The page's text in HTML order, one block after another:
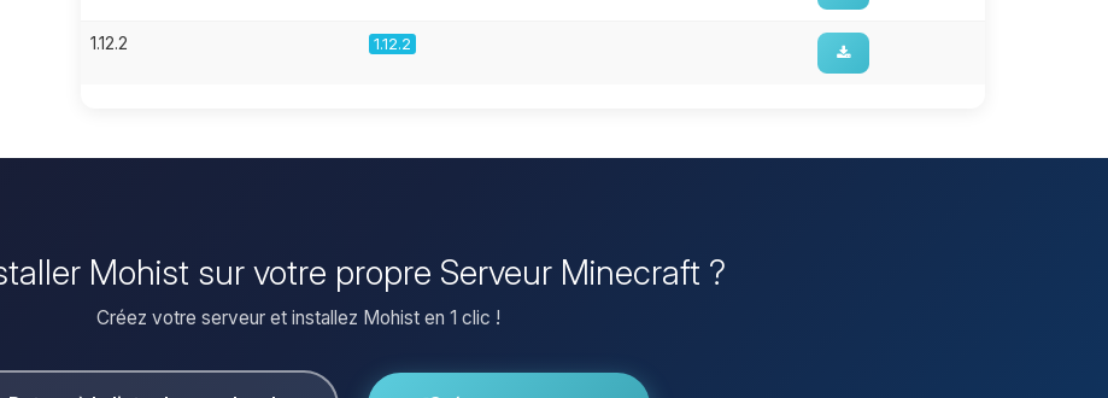
1.12.2 1.12.2
Mohist sur votre propre Serveur Minecraft ?
Créez votre serveur et installez Mohist en 1 clic !